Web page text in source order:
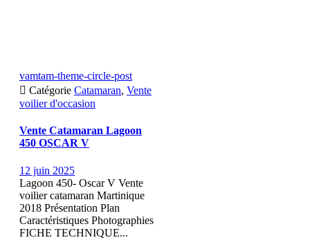
vamtam-theme-circle-post
 Catégorie Catamaran, Vente
voilier d'occasion
Vente Catamaran Lagoon
450 OSCAR V
12 juin 2025
Lagoon 450- Oscar V Vente
voilier catamaran Martinique
2018 Présentation Plan
Caractéristiques Photographies
FICHE TECHNIQUE...